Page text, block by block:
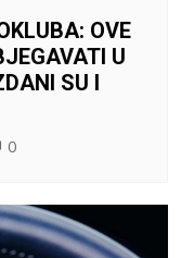
OVE
U
SU I
0